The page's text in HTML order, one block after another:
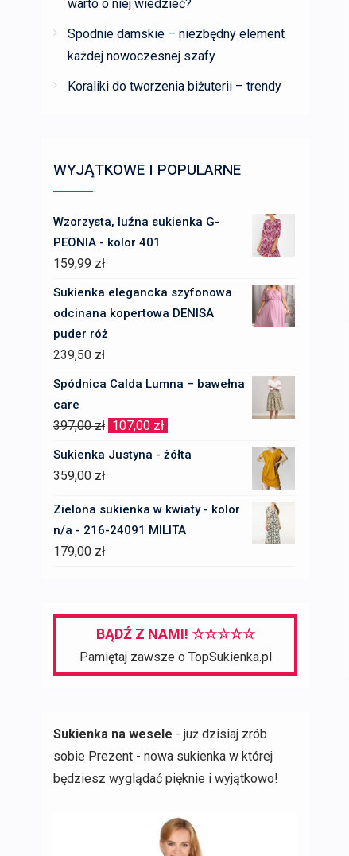
warto o niej wiedzieć?
Spodnie damskie – niezbędny element
każdej nowoczesnej szafy
Koraliki do tworzenia biżuterii – trendy
WYJĄTKOWE I POPULARNE
Wzorzysta, luźna sukienka G-
PEONIA - kolor 401
159,99 zł
Sukienka elegancka szyfonowa
odcinana kopertowa DENISA
puder róż
239,50 zł
Spódnica Calda Lumna – bawełna
care
397,00zł Pierwotna
cena
107,00 zł
cena
Sukienka Justyna - żółta
359,00 zł
Zielona sukienka w kwiaty - kolor
n/a - 216-24091 MILITA
179,00 zł
BĄDŹ Z NAMI! ☆☆☆☆☆
Pamiętaj zawsze o TopSukienka.pl
Sukienka na wesele - już dzisiaj zrób
sobie Prezent - nowa sukienka w której
będziesz wyglądać pięknie i wyjątkowo!